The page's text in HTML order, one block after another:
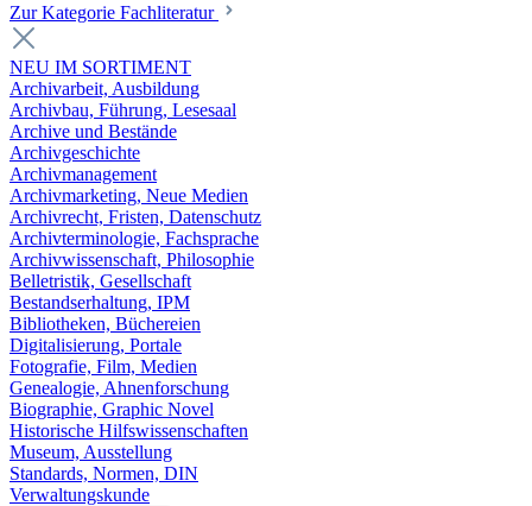
Zur Kategorie Fachliteratur
NEU IM SORTIMENT
Archivarbeit, Ausbildung
Archivbau, Führung, Lesesaal
Archive und Bestände
Archivgeschichte
Archivmanagement
Archivmarketing, Neue Medien
Archivrecht, Fristen, Datenschutz
Archivterminologie, Fachsprache
Archivwissenschaft, Philosophie
Belletristik, Gesellschaft
Bestandserhaltung, IPM
Bibliotheken, Büchereien
Digitalisierung, Portale
Fotografie, Film, Medien
Genealogie, Ahnenforschung
Biographie, Graphic Novel
Historische Hilfswissenschaften
Museum, Ausstellung
Standards, Normen, DIN
Verwaltungskunde